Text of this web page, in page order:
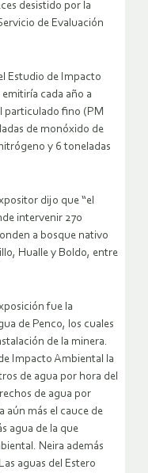
desistido por la
de Evaluación
Estudio de Impacto
cada año a
particulado fino (PM
de monóxido de
y 6 toneladas
dijo que “el
intervenir 270
a bosque nativo
Hualle y Boldo, entre
fue la
de Penco, los cuales
de la minera.
Impacto Ambiental la
de agua por hora del
de agua por
aún más el cauce de
agua de la que
Neira además
aguas del Estero